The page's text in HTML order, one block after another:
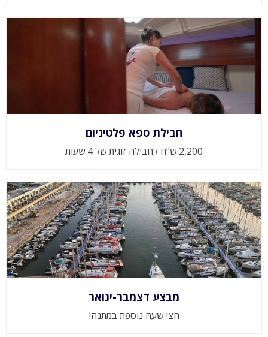
חבילת ספא פלטיניום
2,200 ש"ח לחבילה זוגית של 4 שעות
מבצע דצמבר-ינואר
חצי שעה נוספת במתנה!